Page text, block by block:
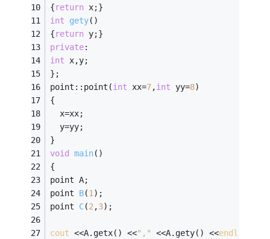
{return x;}
int
gety()
{return y;}
private:
int x,y;
};
point::point(int xx=7,int yy=8)
{
  x=xx;
  y=yy;
}
void
main()
{
point A;
point B(1) ;
point C(2,3) ;
cout <<A.getx() <<"," <<A.gety() <<endl